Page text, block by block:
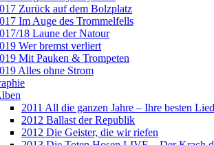
Zurück auf dem Bolzplatz
Im Auge des Trommelfells
18 Laune der Natour
Wer bremst verliert
Mit Pauken & Trompeten
Alles ohne Strom
2011 All die ganzen Jahre – Ihre besten
2012 Ballast der Republik
2012 Die Geister, die wir riefen